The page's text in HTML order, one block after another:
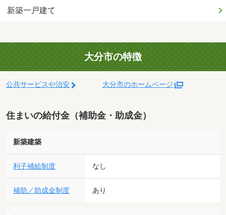
新築一戸建て
大分市の特徴
公共サービスや治安 大分市のホームページ
住まいの給付金（補助金・助成金）
新築建築
利子補給制度 なし
補助／助成金制度 あり